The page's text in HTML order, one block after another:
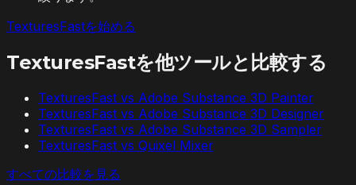
TexturesFastを始める
TexturesFastを他ツールと比較する
TexturesFast vs Adobe Substance 3D Painter
TexturesFast vs Adobe Substance 3D Designer
TexturesFast vs Adobe Substance 3D Sampler
TexturesFast vs Quixel Mixer
すべての比較を見る